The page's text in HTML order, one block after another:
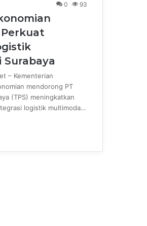
0 93
Perkuat
– Kementerian
mendorong PT
(TPS) meningkatkan
logistik multimoda…